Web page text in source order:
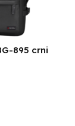
895 crni